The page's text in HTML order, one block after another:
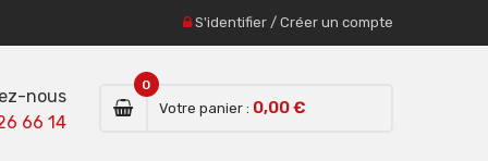
S'identifier / Créer un compte
nous
66 14
Votre panier :
0
0,00 €